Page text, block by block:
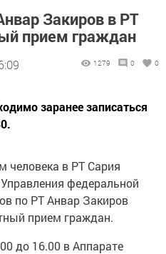
Закиров в РТ
прием граждан
1279 0 0
заранее записаться
человека в РТ Сария
федеральной
по РТ Анвар Закиров
прием граждан.
до 16.00 в Аппарате